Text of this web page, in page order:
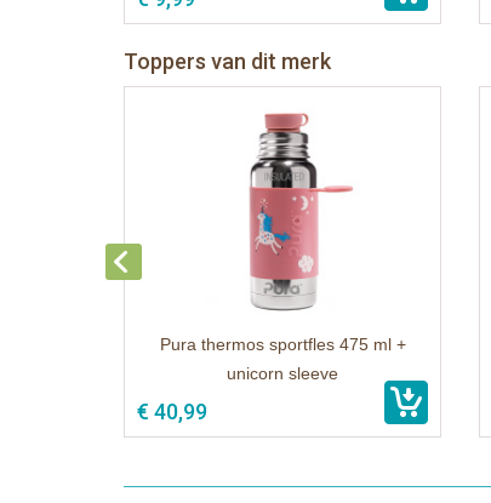
Toppers van dit merk
Pura thermos sportfles 475 ml +
unicorn sleeve
€ 40,99